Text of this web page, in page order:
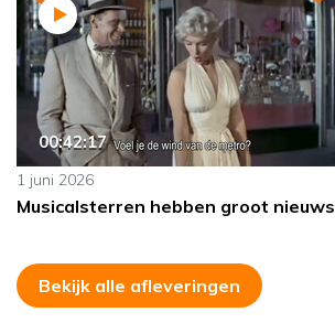
00:42:17
1 juni 2026
Musicalsterren hebben groot nieuws
Bekijk alle afleveringen